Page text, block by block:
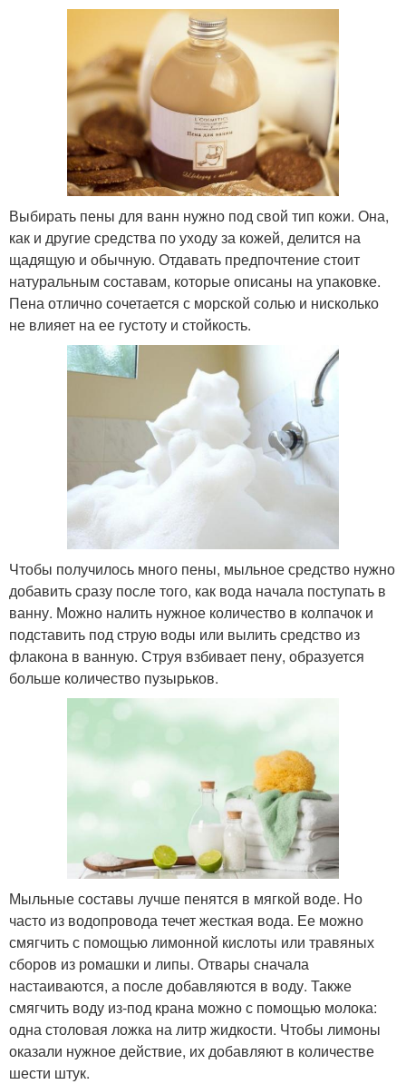
Выбирать пены для ванн нужно под свой тип кожи. Она,
как и другие средства по уходу за кожей, делится на
щадящую и обычную. Отдавать предпочтение стоит
натуральным составам, которые описаны на упаковке.
Пена отлично сочетается с морской солью и нисколько
не влияет на ее густоту и стойкость.
Чтобы получилось много пены, мыльное средство нужно
добавить сразу после того, как вода начала поступать в
ванну. Можно налить нужное количество в колпачок и
подставить под струю воды или вылить средство из
флакона в ванную. Струя взбивает пену, образуется
больше количество пузырьков.
Мыльные составы лучше пенятся в мягкой воде. Но
часто из водопровода течет жесткая вода. Ее можно
смягчить с помощью лимонной кислоты или травяных
сборов из ромашки и липы. Отвары сначала
настаиваются, а после добавляются в воду. Также
смягчить воду из-под крана можно с помощью молока:
одна столовая ложка на литр жидкости. Чтобы лимоны
оказали нужное действие, их добавляют в количестве
шести штук.